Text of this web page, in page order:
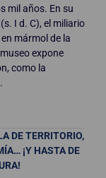
mil años. En su
I d. C), el miliario
mármol de la
expone
como la
DE TERRITORIO,
¡Y HASTA DE